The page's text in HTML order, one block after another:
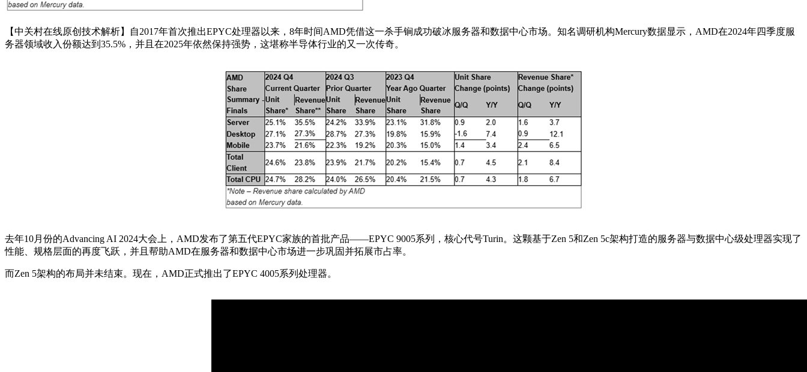
【中关村在线原创技术解析】自2017年首次推出EPYC处理器以来，8年时间AMD凭借这一杀手锏成功破冰服务器和数据中心市场。知名调研机构Mercury数据显示，AMD在2024年四季度服
务器领域收入份额达到35.5%，并且在2025年依然保持强势，这堪称半导体行业的又一次传奇。
去年10月份的Advancing AI 2024大会上，AMD发布了第五代EPYC家族的首批产品——EPYC 9005系列，核心代号Turin。这颗基于Zen 5和Zen 5c架构打造的服务器与数据中心级处理器实现了
性能、规格层面的再度飞跃，并且帮助AMD在服务器和数据中心市场进一步巩固并拓展市占率。
而Zen 5架构的布局并未结束。现在，AMD正式推出了EPYC 4005系列处理器。